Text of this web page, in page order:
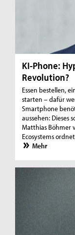
KI-Phone:
Revolution?
Essen bestellen,
starten – dafür
Smartphone
aussehen: Dieses
Matthias Böhmer
Ecosystems
Mehr